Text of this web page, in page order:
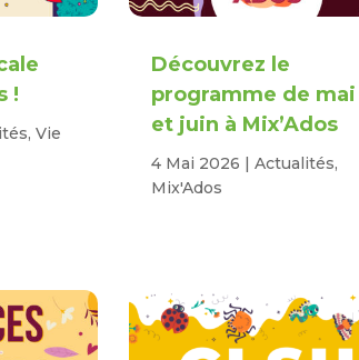
!
,Vie
Découvrez le
programme de mai
et juin à Mix’Ados
4 Mai 2026 |Actualités,
Mix'Ados